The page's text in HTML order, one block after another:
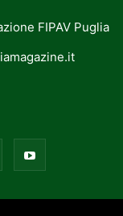
FIPAV Puglia